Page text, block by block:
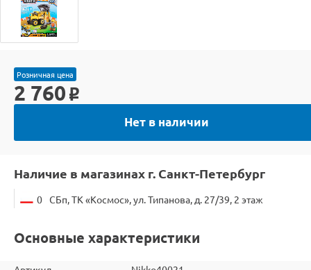
Розничная цена
2 760 o
Нет в наличии
Наличие в магазинах г. Санкт-Петербург
0 СБп, ТК «Космос», ул. Типанова, д. 27/39, 2 этаж
Основные характеристики